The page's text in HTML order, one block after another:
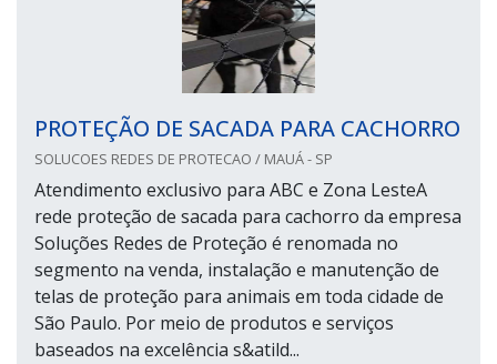
PROTEÇÃO DE SACADA PARA CACHORRO
SOLUCOES REDES DE PROTECAO / MAUÁ - SP
Atendimento exclusivo para ABC e Zona LesteA
rede proteção de sacada para cachorro da empresa
Soluções Redes de Proteção é renomada no
segmento na venda, instalação e manutenção de
telas de proteção para animais em toda cidade de
São Paulo. Por meio de produtos e serviços
baseados na excelência s&atild...